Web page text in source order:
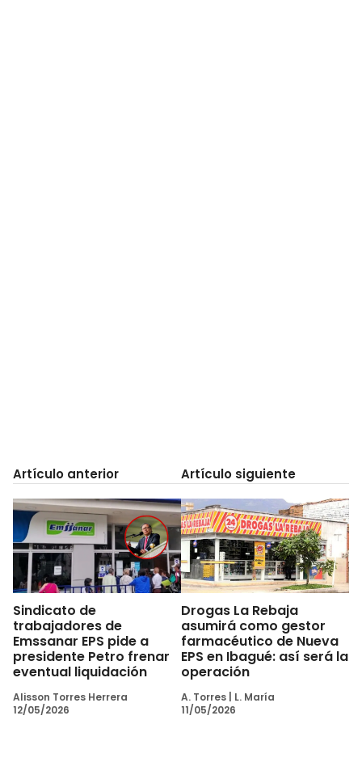
Artículo anterior
Sindicato de
trabajadores de
Emssanar EPS pide a
presidente Petro frenar
eventual liquidación
Alisson Torres Herrera
12/05/2026
Artículo siguiente
Drogas La Rebaja
asumirá como gestor
farmacéutico de Nueva
EPS en Ibagué: así será la
operación
A. Torres
L. María
11/05/2026